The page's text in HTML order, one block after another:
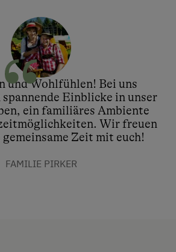
und Wohlfühlen! Bei uns
Einblicke in unser
ein familiäres Ambiente
Wir freuen
gemeinsame Zeit mit euch!
FAMILIE PIRKER